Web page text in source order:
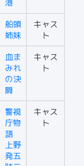
港
船頭
姉妹
キャス
ト
血ま
みれ
の決
闘
キャス
ト
警視
庁物
語
上野
発五
キャス
ト